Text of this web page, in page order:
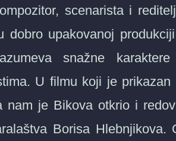
scenarista i
dobro upakovanoj
snažne
U filmu koji je
nam je Bikova otkrio i
Borisa